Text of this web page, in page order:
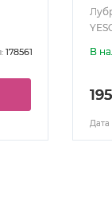
178561 В
Дата